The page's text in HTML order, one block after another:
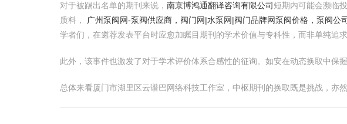
对于被踢出名单的期刊来说， 南京博鸿通翻译咨询有限公司 短期内可能会濒临
质料，
广州泵阀网-泵阀供应商，阀门网|水泵网|阀门品牌网泵阀价格，泵阀公司
学者们，在遴荐发表平台时应愈加瞩目期刊的学术价值与专科性，而非单纯追求
此外，该事件也激发了对于学术评价体系合感性的征询。如安在动态换取中保
总体来看厦门市湖里区云谱巴网络科技工作室，中枢期刊的换取既是挑战，亦